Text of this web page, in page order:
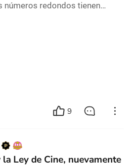
números redondos tienen
algo así como noventa y
Manuel Antin, a Don Manuel, a
en un festival en Punta del
pasó casi un cuarto de
privilegio de tratarlo en diversas
logros ab
9
Ley de Cine, nuevamente